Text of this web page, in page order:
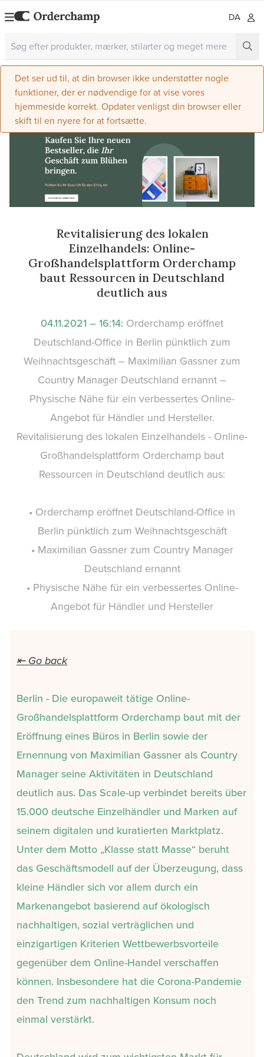
DA
Det ser ud til, at din browser ikke understøtter nogle
funktioner, der er nødvendige for at vise vores
hjemmeside korrekt. Opdater venligst din browser eller
skift til en nyere for at fortsætte.
Revitalisierung des lokalen
Einzelhandels: Online-
Großhandelsplattform Orderchamp
baut Ressourcen in Deutschland
deutlich aus
04.11.2021 – 16:14: Orderchamp eröffnet
Deutschland-Office in Berlin pünktlich zum
Weihnachtsgeschäft – Maximilian Gassner zum
Country Manager Deutschland ernannt –
Physische Nähe für ein verbessertes Online-
Angebot für Händler und Hersteller.
Revitalisierung des lokalen Einzelhandels - Online-
Großhandelsplattform Orderchamp baut
Ressourcen in Deutschland deutlich aus:
• Orderchamp eröffnet Deutschland-Office in
Berlin pünktlich zum Weihnachtsgeschäft
• Maximilian Gassner zum Country Manager
Deutschland ernannt
• Physische Nähe für ein verbessertes Online-
Angebot für Händler und Hersteller
⇤ Go back
Berlin - Die europaweit tätige Online-
Großhandelsplattform Orderchamp baut mit der
Eröffnung eines Büros in Berlin sowie der
Ernennung von Maximilian Gassner als Country
Manager seine Aktivitäten in Deutschland
deutlich aus. Das Scale-up verbindet bereits über
15.000 deutsche Einzelhändler und Marken auf
seinem digitalen und kuratierten Marktplatz.
Unter dem Motto „Klasse statt Masse“ beruht
das Geschäftsmodell auf der Überzeugung, dass
kleine Händler sich vor allem durch ein
Markenangebot basierend auf ökologisch
nachhaltigen, sozial verträglichen und
einzigartigen Kriterien Wettbewerbsvorteile
gegenüber dem Online-Handel verschaffen
können. Insbesondere hat die Corona-Pandemie
den Trend zum nachhaltigen Konsum noch
einmal verstärkt.